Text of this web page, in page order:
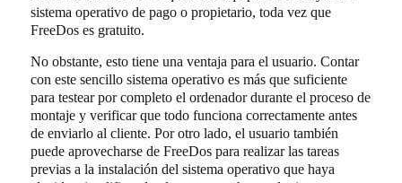
sistema operativo de pago o propietario, toda vez que
FreeDos es gratuito.
No obstante, esto tiene una ventaja para el usuario. Contar
con este sencillo sistema operativo es más que suficiente
para testear por completo el ordenador durante el proceso de
montaje y verificar que todo funciona correctamente antes
de enviarlo al cliente. Por otro lado, el usuario también
puede aprovecharse de FreeDos para realizar las tareas
previas a la instalación del sistema operativo que haya